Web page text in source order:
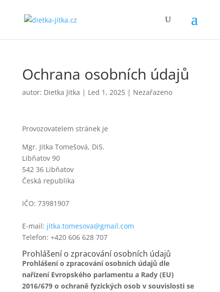
Ochrana osobních údajů
autor: Dietka Jitka | Led 1, 2025| Nezařazeno
Provozovatelem stránek je
Mgr. Jitka Tomešová, DiS.
Libňatov 90
542 36 Libňatov
Česká republika
IČO: 73981907
E-mail: jitka.tomesova@gmail.com
Telefon: +420 606 628 707
Prohlášení o zpracování osobních údajů
Prohlášení o zpracování osobních údajů dle
nařízení Evropského parlamentu a Rady (EU)
2016/679 o ochraně fyzických osob v souvislosti se